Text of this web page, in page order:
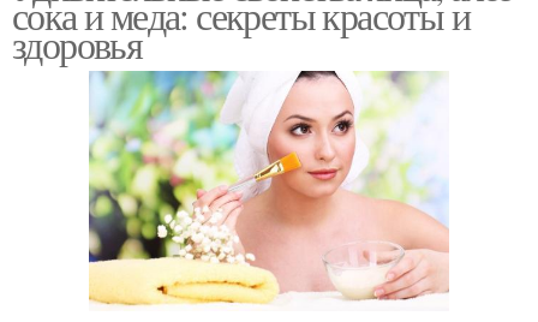
сока и меда: секреты красоты и
здоровья